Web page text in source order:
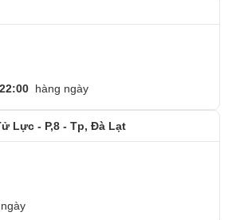
hàng ngày
Lực - P,8 - Tp, Đà Lạt